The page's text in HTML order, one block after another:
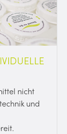
nicht
und